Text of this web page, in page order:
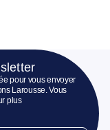
pour vous envoyer
Larousse. Vous
plus